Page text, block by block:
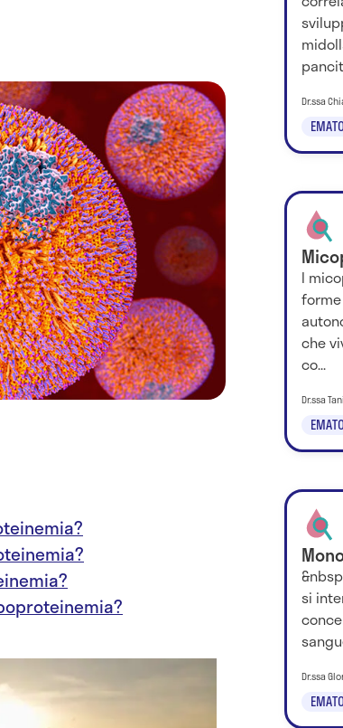
Dr.ssa
I
che
co...
Dr.ssa
si
Dr.ssa